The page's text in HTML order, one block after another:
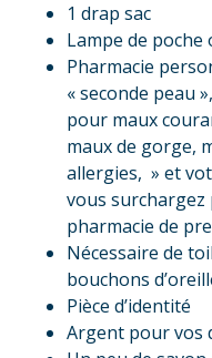
1 drap sac
Lampe de
Pharmacie
« seconde peau
pour maux
maux de gorge,
allergies, » et
vous surchargez
pharmacie de
Nécessaire de
bouchons
Pièce d’identité
Argent pour vos